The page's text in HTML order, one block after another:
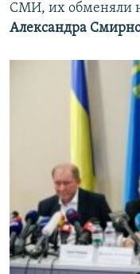
СМИ, их обменяли
Александра